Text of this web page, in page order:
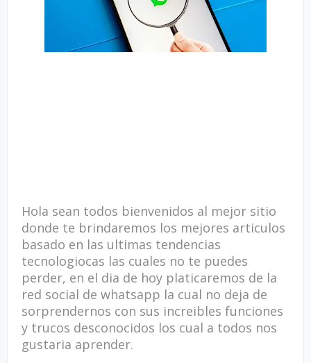
Hola sean todos bienvenidos al mejor sitio
donde te brindaremos los mejores articulos
basado en las ultimas tendencias
tecnologiocas las cuales no te puedes
perder, en el dia de hoy platicaremos de la
red social de whatsapp la cual no deja de
sorprendernos con sus increibles funciones
y trucos desconocidos los cual a todos nos
gustaria aprender.